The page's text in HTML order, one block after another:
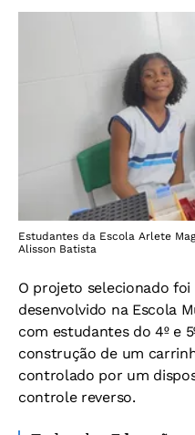
Estudantes da Escola Arlete
Alisson Batista
O projeto selecionado foi
desenvolvido na Escola
com estudantes do 4º e
construção de um
controlado por um
controle reverso.